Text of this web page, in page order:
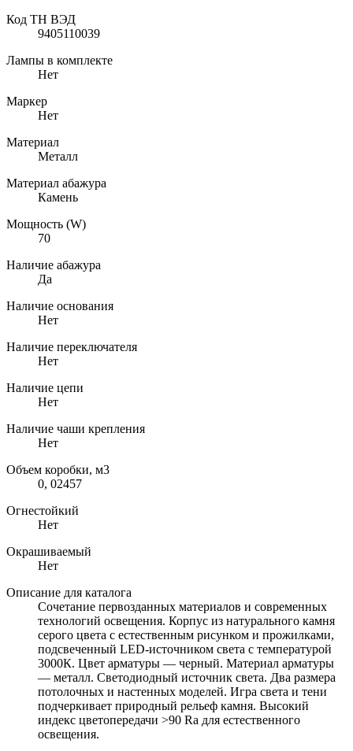
Код ТН ВЭД
9405110039
Лампы в комплекте
Нет
Маркер
Нет
Материал
Металл
Материал абажура
Камень
Мощность (W)
70
Наличие абажура
Да
Наличие основания
Нет
Наличие переключателя
Нет
Наличие цепи
Нет
Наличие чаши крепления
Нет
Объем коробки, м3
0, 02457
Огнестойкий
Нет
Окрашиваемый
Нет
Описание для каталога
Сочетание первозданных материалов и современных
технологий освещения. Корпус из натурального камня
серого цвета с естественным рисунком и прожилками,
подсвеченный LED-источником света с температурой
3000К. Цвет арматуры — черный. Материал арматуры
— металл. Светодиодный источник света. Два размера
потолочных и настенных моделей. Игра света и тени
подчеркивает природный рельеф камня. Высокий
индекс цветопередачи >90 Ra для естественного
освещения.